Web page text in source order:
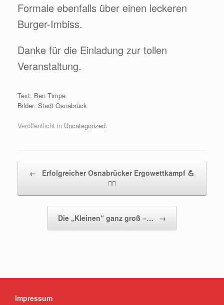
Formale ebenfalls über einen leckeren
Burger-Imbiss.
Danke für die Einladung zur tollen
Veranstaltung.
Text: Ben Timpe
Bilder: Stadt Osnabrück
Veröffentlicht in Uncategorized.
←
Erfolgreicher Osnabrücker Ergowettkampf 💪
🚣‍♂️
Die „Kleinen“ ganz groß –… →
Impressum